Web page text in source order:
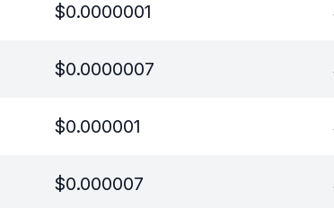
$0.0000001
$0.0000007
$0.000001
$0.000007